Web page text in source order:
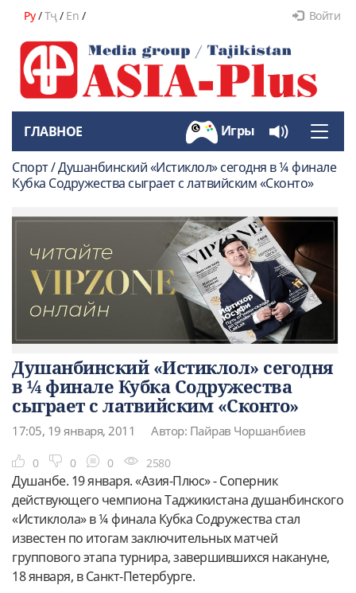
Ру/Тҷ/ En / Войти
Toggle
ГЛАВНОЕ Игры
Спорт / Душанбинский «Истиклол» сегодня в ¼ финале
Кубка Содружества сыграет с латвийским «Сконто»
Душанбинский «Истиклол» сегодня
в ¼ финале Кубка Содружества
сыграет с латвийским «Сконто»
17:05, 19 января, 2011 Автор: Пайрав Чоршанбиев
0 0 0 2580
Душанбе. 19 января. «Азия-Плюс» - Соперник
действующего чемпиона Таджикистана душанбинского
«Истиклола» в ¼ финала Кубка Содружества стал
известен по итогам заключительных матчей
группового этапа турнира, завершившихся накануне,
18 января, в Санкт-Петербурге.